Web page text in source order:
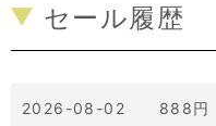
セール履歴
2026-08-02 888円